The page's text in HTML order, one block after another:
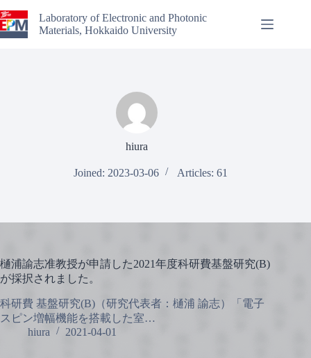
to
content
Laboratory of Electronic and Photonic
Materials, Hokkaido University
hiura
Joined: 2023-03-06 Articles: 61
樋浦諭志准教授が申請した2021年度科研費基盤研究(B)
が採択されました。
科研費 基盤研究(B)（研究代表者：樋浦 諭志）「電子
スピン増幅機能を搭載した室…
hiura
2021-04-01